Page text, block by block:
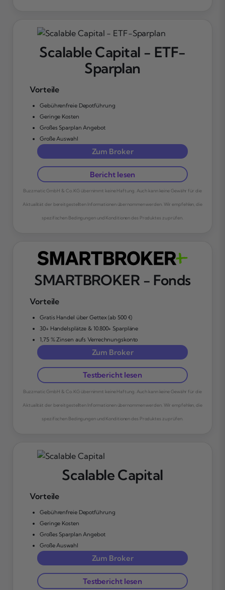
Scalable Capital - ETF-
Sparplan
Vorteile
Gebührenfreie Depotführung
Geringe Kosten
Großes Sparplan Angebot
Große Auswahl
Zum Broker
Bericht lesen
Buzzmatic GmbH & Co. KG übernimmt keine Haftung. Auch kann keine Gewähr für die
Aktualität der bereitgestellten Informationen übernommen werden. Wir empfehlen, die
spezifischen Bedingungen und Konditionen des Produktes zu prüfen.
SMARTBROKER - Fonds
Vorteile
Gratis Handel über Gettex (ab 500 €)
30+ Handelsplätze & 10.800+ Sparpläne
1,75 % Zinsen aufs Verrechnungskonto
Zum Broker
Testbericht lesen
Buzzmatic GmbH & Co. KG übernimmt keine Haftung. Auch kann keine Gewähr für die
Aktualität der bereitgestellten Informationen übernommen werden. Wir empfehlen, die
spezifischen Bedingungen und Konditionen des Produktes zu prüfen.
Scalable Capital
Vorteile
Gebührenfreie Depotführung
Geringe Kosten
Großes Sparplan Angebot
Große Auswahl
Zum Broker
Testbericht lesen